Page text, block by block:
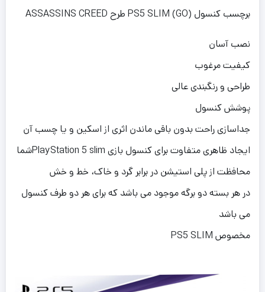
برچسب کنسول PS5 SLIM (GO) طرح ASSASSINS CREED
نصب آسان
کیفیت مرغوب
طراحی و رنگبندی عالی
پوشش کنسول
جداسازی راحت بدون باقی ماندن اثری از اسکین و یا چسب آن
ایجاد ظاهری متفاوت برای کنسول بازی PlayStation 5 slimشما
محافظت از پلی استیشن در برابر گرد و خاک، خط و خش
در هر بسته دو برگه موجود می باشد که برای هر دو طرف کنسول
می باشد
مخصوص PS5 SLIM